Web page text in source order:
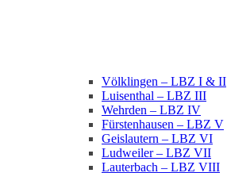
Völklingen – LBZ I & II
Luisenthal – LBZ III
Wehrden – LBZ IV
Fürstenhausen – LBZ V
Geislautern – LBZ VI
Ludweiler – LBZ VII
Lauterbach – LBZ VIII